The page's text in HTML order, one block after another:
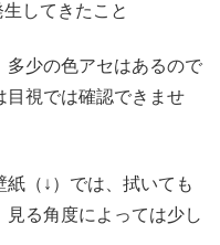
してきたこと
多少の色アセはあるので
目視では確認できませ
（↓）では、拭いても
る角度によっては少し